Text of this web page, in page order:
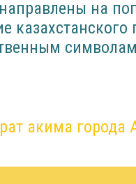
на
акима города